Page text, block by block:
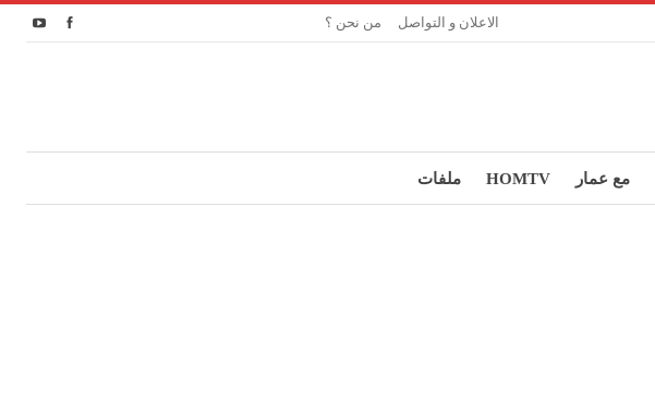
من نحن ؟ الاعلان و التواصل
مع عمار HOMTV ملفات